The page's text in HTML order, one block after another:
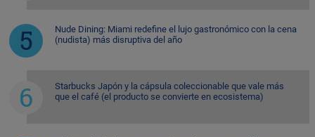
Nude Dining: Miami redefine el lujo gastronómico con la cena
(nudista) más disruptiva del año
Starbucks Japón y la cápsula coleccionable que vale más
que el café (el producto se convierte en ecosistema)